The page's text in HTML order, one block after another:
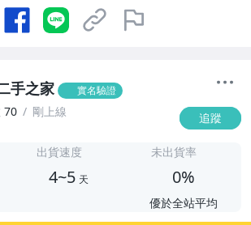
手之家 實名驗證
70 剛上線 追蹤
出貨速度
4~5 天
未出貨率
0%
優於全站平均